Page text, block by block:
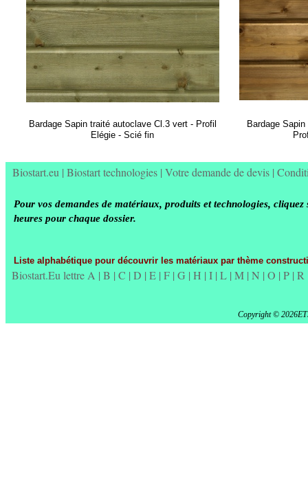
Bardage Sapin traité autoclave Cl.3 vert -Profil
Elégie - Scié fin
Bardage
Pour vos demandes de matériaux, produits et technologies,
heures pour chaque dossier.
Biostart.eu | Biostart technologies | Votre demande de devis |
Liste alphabétique pour découvrir les matériaux par thème
Biostart.Eu lettre A | B | C | D | E | F | G | H | I | L | M | N | O | P | R
Copyright ©